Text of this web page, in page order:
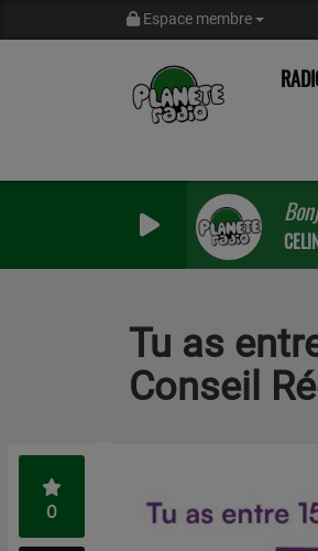
Espace membre
Tu as
Conseil
0